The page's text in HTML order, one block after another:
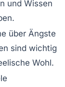
und Wissen
über Ängste
sind wichtig
Wohl.